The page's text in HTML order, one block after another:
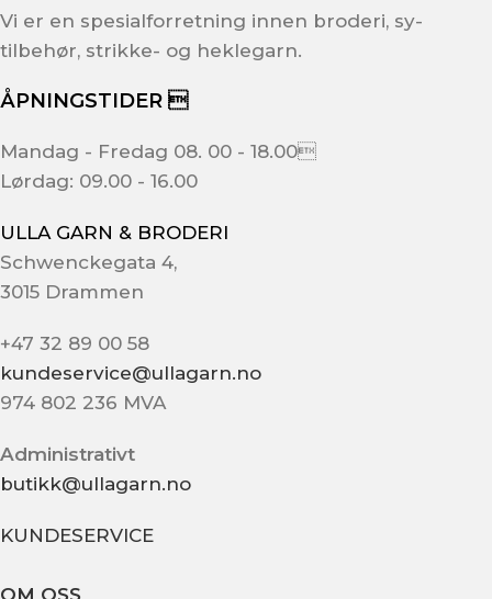
Vi er en spesialforretning innen broderi, sy-
tilbehør, strikke- og heklegarn.
ÅPNINGSTIDER 
Mandag - Fredag 08. 00 - 18.00
Lørdag: 09.00 - 16.00
ULLA GARN & BRODERI
Schwenckegata 4,
3015 Drammen
+47 32 89 00 58
kundeservice@ullagarn.no
974 802 236 MVA
Administrativt
butikk@ullagarn.no
KUNDESERVICE